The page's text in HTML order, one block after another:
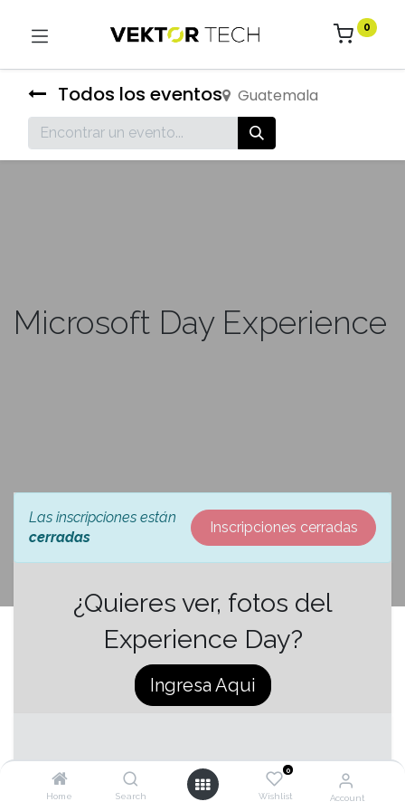
Home Search
0
Wishlist Account
0
Todos los eventos Guatemala
Microsoft Day Experience
Las inscripciones están
cerradas
Inscripciones cerradas
¿Quieres ver, fotos del
Experience Day?
Ingresa Aqui
FECHA Y HORA